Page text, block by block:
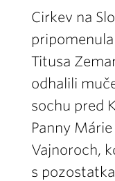
Cirkev na
Titusa
odhalili
sochu pred
Panny
Vajnoroch,
s